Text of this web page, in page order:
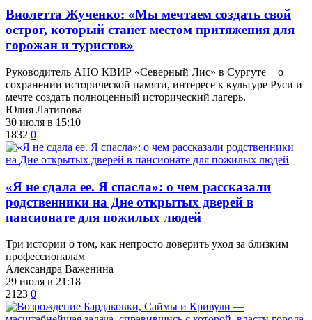
Виолетта Жученко: «Мы мечтаем создать свой
острог, который станет местом притяжения для
горожан и туристов»
Руководитель АНО КВИР «Северный Лис» в Сургуте − о
сохранении исторической памяти, интересе к культуре Руси и
мечте создать полноценный исторический лагерь.
Юлия Латипова
30 июля в 15:10
1832 0
​«Я не сдала ее. Я спасла»: о чем рассказали
родственники на Дне открытых дверей в
пансионате для пожилых людей
Три истории о том, как непросто доверить уход за близким
профессионалам
Александра Важенина
29 июля в 21:18
2123 0